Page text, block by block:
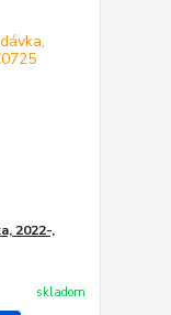
2022-,
skladom